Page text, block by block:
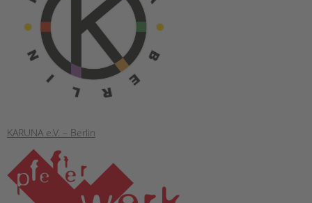
KARUNA e.V. – Berlin